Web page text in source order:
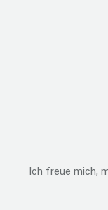
Ich freue mich,